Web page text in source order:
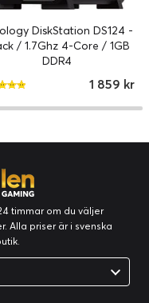
att gilla det.
märka en finare
surfupplevelse.
visuell design och
DiskStation DS124 -
/ 1.7Ghz 4-Core / 1GB
DDR4
1 859 kr
timmar om du väljer
Alla priser är i svenska